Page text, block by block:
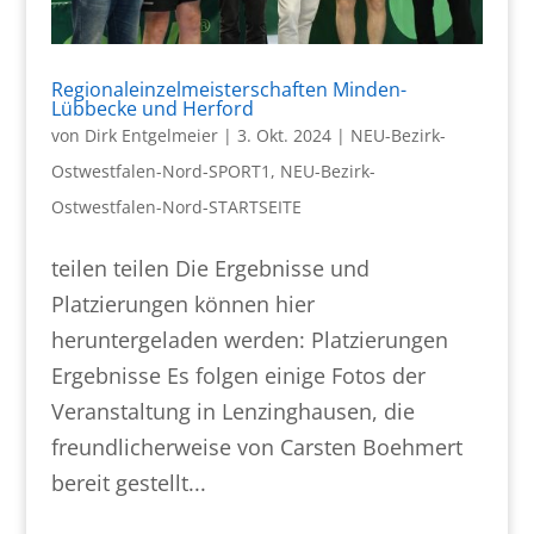
Regionaleinzelmeisterschaften Minden-
Lübbecke und Herford
von Dirk Entgelmeier| 3. Okt. 2024| NEU-Bezirk-
Ostwestfalen-Nord-SPORT1 , NEU-Bezirk-
Ostwestfalen-Nord-STARTSEITE
teilen teilen Die Ergebnisse und
Platzierungen können hier
heruntergeladen werden: Platzierungen
Ergebnisse Es folgen einige Fotos der
Veranstaltung in Lenzinghausen, die
freundlicherweise von Carsten Boehmert
bereit gestellt...